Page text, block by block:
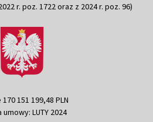
r. poz. 1722 oraz z 2024 r. poz. 96)
151 199,48 PLN
LUTY 2024